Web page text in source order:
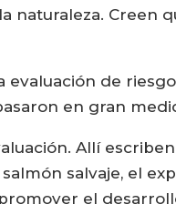
naturaleza. Creen
de
en gran
Allí
salvaje, el
el